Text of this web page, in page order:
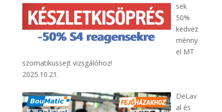
sek
50%
kedvez
ménny
el MT
szomatikussejt vizsgálóhoz!
2025.10.21.
DeLav
al és